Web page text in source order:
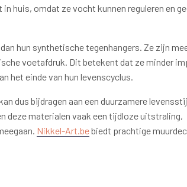
huis, omdat ze vocht kunnen reguleren en
hun synthetische tegenhangers. Ze zijn
voetafdruk. Dit betekent dat ze minder
het einde van hun levenscyclus.
dus bijdragen aan een duurzamere
deze materialen vaak een tijdloze uitstraling,
Nikkel-Art.bebiedt prachtige